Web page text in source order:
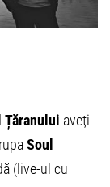
Țăranului aveți
Soul
(live-ul cu